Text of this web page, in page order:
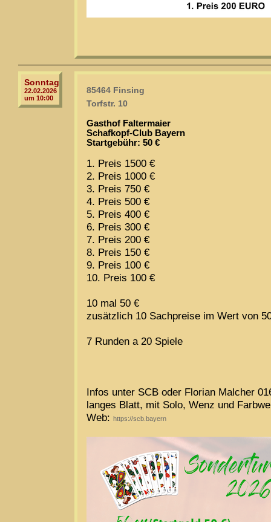
Sonntag
22.02.2026
um 10:00
85464 Finsing
Torfstr. 10
Gasthof Faltermaier
Schafkopf-Club Bayern
Startgebühr: 50 €
1. Preis 1500 €
2. Preis 1000 €
3. Preis 750 €
4. Preis 500 €
5. Preis 400 €
6. Preis 300 €
7. Preis 200 €
8. Preis 150 €
9. Preis 100 €
10. Preis 100 €
10 mal 50 €
zusätzlich 10 Sachpreise im Wert von
7 Runden a 20 Spiele
Infos unter SCB oder Florian Malcher
langes Blatt, mit Solo, Wenz und
Web: https://scb.bayern